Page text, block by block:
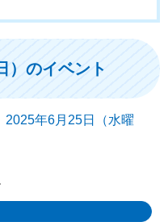
）のイベント
2025年6月25日（水曜